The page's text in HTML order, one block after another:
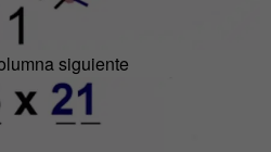
siguiente